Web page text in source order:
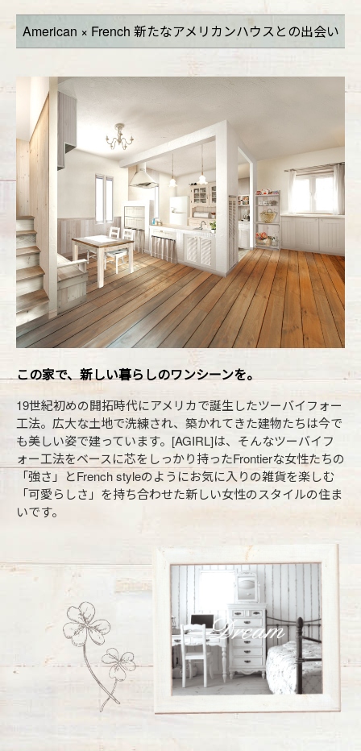
American × French 新たなアメリカンハウスとの出会い
この家で、新しい暮らしのワンシーンを。
19世紀初めの開拓時代にアメリカで誕生したツーバイフォー
工法。広大な土地で洗練され、築かれてきた建物たちは今で
も美しい姿で建っています。[AGIRL]は、そんなツーバイフ
ォー工法をベースに芯をしっかり持ったFrontierな女性たちの
「強さ」とFrench styleのようにお気に入りの雑貨を楽しむ
「可愛らしさ」を持ち合わせた新しい女性のスタイルの住ま
いです。